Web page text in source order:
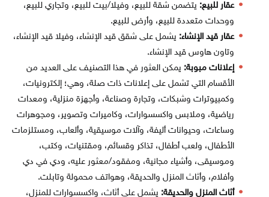
عقار للبيع: يتضمن شقة للبيع، وفيلا/بيت للبيع، وتجاري للبيع،
ووحدات متعددة للبيع، وأرض للبيع.
عقار قيد الإنشاء: يشمل على شقق قيد الإنشاء، وفيلا قيد الإنشاء،
وتاون هاوس قيد الإنشاء.
إعلانات مبوبة: يمكن العثور في هذا التصنيف على العديد من
الأقسام التي تشمل على إعلانات ذات صلة، وهي؛ إلكترونيات،
وكمبيوترات وشبكات، وتجارة وصناعة، وأجهزة منزلية، ومعدات
رياضية، وملابس واكسسوارات، وكاميرات وتصوير، ومجوهرات
وساعات، وحيوانات أليفة، وآلات موسيقية، وألعاب، ومستلزمات
الأطفال، ولعب أطفال، تذاكر وقسائم، ومقتنيات، وكتب،
وموسيقى، وأشياء مجانية، ومفقود/معثور عليه، ودي في دي
وأفلام، وأثاث المنزل والحديقة، وهواتف محمولة وتابلت.
أثاث المنزل والحديقة: يشمل على أثاث، واكسسوارات للمنزل،